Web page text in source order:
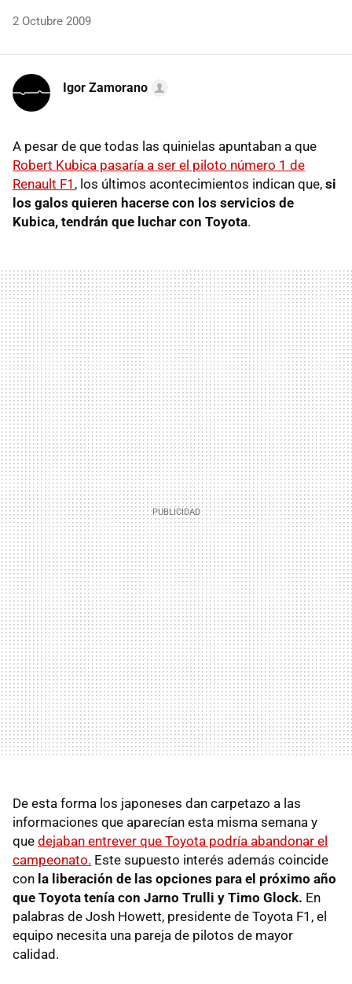
2 Octubre 2009
Igor Zamorano
A pesar de que todas las quinielas apuntaban a que
Robert Kubica pasaría a ser el piloto número 1 de
Renault F1 , los últimos acontecimientos indican que, si
los galos quieren hacerse con los servicios de
Kubica, tendrán que luchar con Toyota.
De esta forma los japoneses dan carpetazo a las
informaciones que aparecían esta misma semana y
que dejaban entrever que Toyota podría abandonar el
campeonato. Este supuesto interés además coincide
con la liberación de las opciones para el próximo año
que Toyota tenía con Jarno Trulli y Timo Glock. En
palabras de Josh Howett, presidente de Toyota F1, el
equipo necesita una pareja de pilotos de mayor
calidad.